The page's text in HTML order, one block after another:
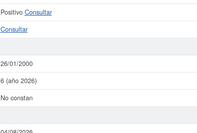
Positivo Consultar
Consultar
26/01/2000
6 (año 2026)
No constan